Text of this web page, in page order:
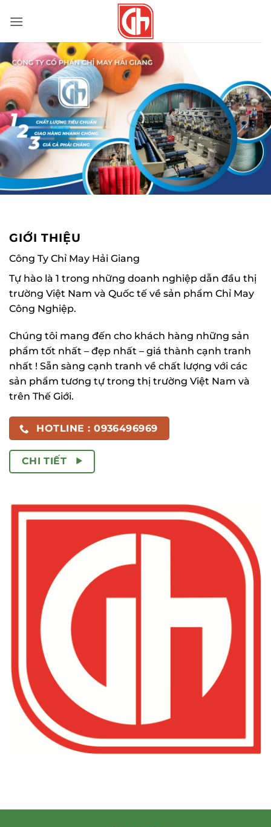
qua
dung
GIỚI THIỆU
Công Ty Chỉ May Hải Giang
Tự hào là 1 trong những doanh nghiệp dẫn đầu thị
trường Việt Nam và Quốc tế về sản phẩm Chỉ May
Công Nghiệp.
Chúng tôi mang đến cho khách hàng những sản
phẩm tốt nhất – đẹp nhất – giá thành cạnh tranh
nhất ! Sẵn sàng cạnh tranh về chất lượng với các
sản phẩm tương tự trong thị trường Việt Nam và
trên Thế Giới.
HOTLINE : 0936496969
CHI TIẾT